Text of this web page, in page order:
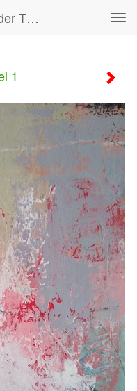
Vonne Van Der Meulen - Zonder Titel 1
1